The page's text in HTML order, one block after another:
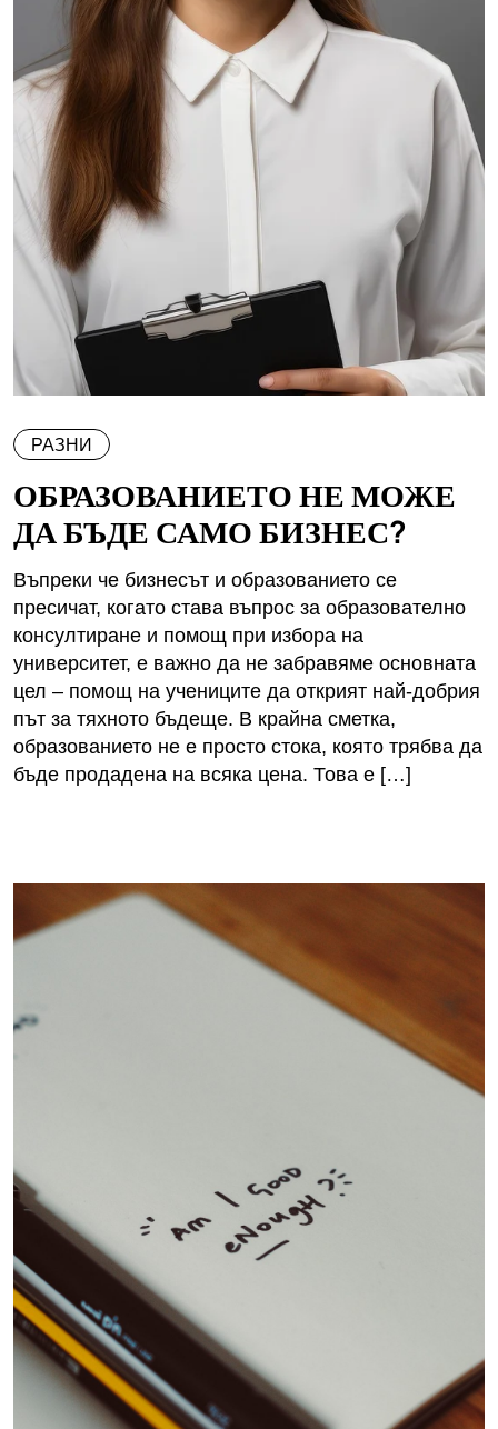
РАЗНИ
ОБРАЗОВАНИЕТО НЕ МОЖЕ
ДА БЪДЕ САМО БИЗНЕС?
Въпреки че бизнесът и образованието се
пресичат, когато става въпрос за образователно
консултиране и помощ при избора на
университет, е важно да не забравяме основната
цел – помощ на учениците да открият най-добрия
път за тяхното бъдеще. В крайна сметка,
образованието не е просто стока, която трябва да
бъде продадена на всяка цена. Това е […]